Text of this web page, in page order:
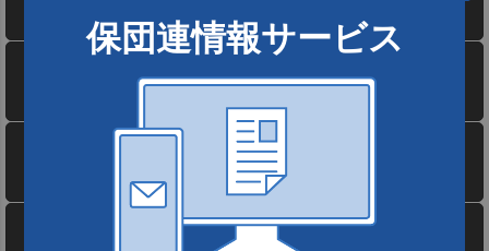
保団連情報サービス